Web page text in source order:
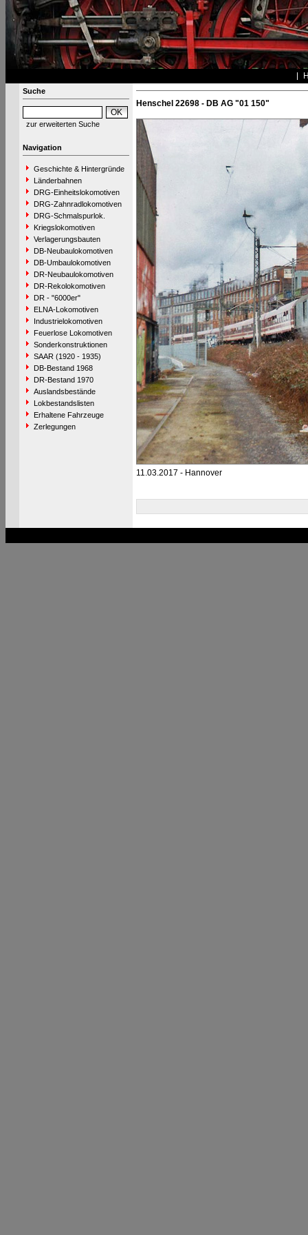
Suche
zur erweiterten Suche
Navigation
Geschichte & Hintergründe
Länderbahnen
DRG-Einheitslokomotiven
DRG-Zahnradlokomotiven
DRG-Schmalspurlok.
Kriegslokomotiven
Verlagerungsbauten
DB-Neubaulokomotiven
DB-Umbaulokomotiven
DR-Neubaulokomotiven
DR-Rekolokomotiven
DR - "6000er"
ELNA-Lokomotiven
Industrielokomotiven
Feuerlose Lokomotiven
Sonderkonstruktionen
SAAR (1920 - 1935)
DB-Bestand 1968
DR-Bestand 1970
Auslandsbestände
Lokbestandslisten
Erhaltene Fahrzeuge
Zerlegungen
Henschel 22698 - DB AG "01 150"
11.03.2017 - Hannover